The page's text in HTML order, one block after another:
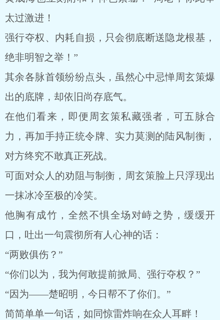
太过激进！
强行夺权、内耗自损，只会彻底断送隐龙根基，
绝非明智之举！”
其余各脉首领纷纷点头，虽然心中忌惮周玄策爆
出的底牌，却依旧尚存底气。
在他们看来，即便周玄策私藏强者，可五脉合
力，再加手持正统令牌、实力莫测的陆风制衡，
对方终究不敢真正死战。
可面对众人的劝阻与制衡，周玄策脸上只浮现出
一抹冰冷至极的冷笑。
他胸有成竹，全然不惧全场对峙之势，缓缓开
口，吐出一句震彻所有人心神的话：
“两败俱伤？”
“你们以为，我为何敢提前掀局、强行夺权？”
“因为——楚昭明，今日帮不了你们。”
简简单单一句话，如同惊雷炸响在众人耳畔！